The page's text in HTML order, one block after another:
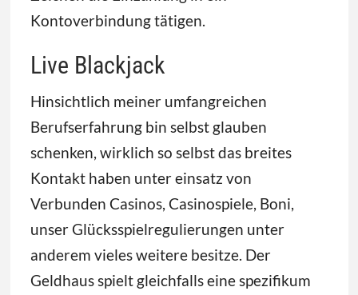
Kontoverbindung tätigen.
Live Blackjack
Hinsichtlich meiner umfangreichen
Berufserfahrung bin selbst glauben
schenken, wirklich so selbst das breites
Kontakt haben unter einsatz von
Verbunden Casinos, Casinospiele, Boni,
unser Glücksspielregulierungen unter
anderem vieles weitere besitze. Der
Geldhaus spielt gleichfalls eine spezifikum